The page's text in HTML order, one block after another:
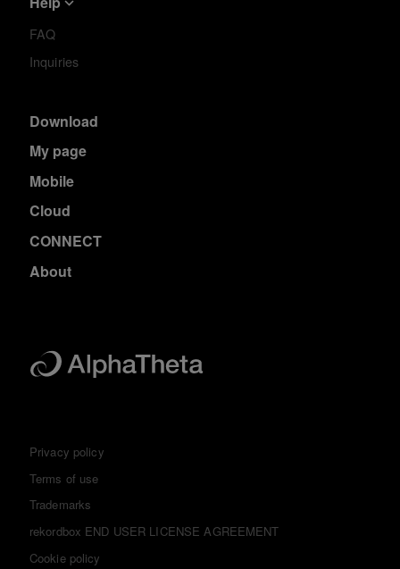
FAQ
Inquiries
Download
My page
Mobile
Cloud
CONNECT
About
Privacy policy
Terms of use
Trademarks
rekordbox END USER LICENSE AGREEMENT
Cookie policy